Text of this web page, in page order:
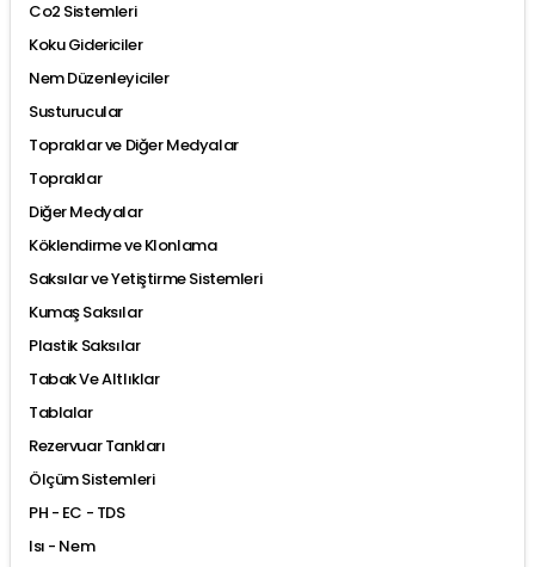
Co2 Sistemleri
Koku Gidericiler
Nem Düzenleyiciler
Susturucular
Topraklar ve Diğer Medyalar
Topraklar
Diğer Medyalar
Köklendirme ve Klonlama
Saksılar ve Yetiştirme Sistemleri
Kumaş Saksılar
Plastik Saksılar
Tabak Ve Altlıklar
Tablalar
Rezervuar Tankları
Ölçüm Sistemleri
PH - EC - TDS
Isı - Nem